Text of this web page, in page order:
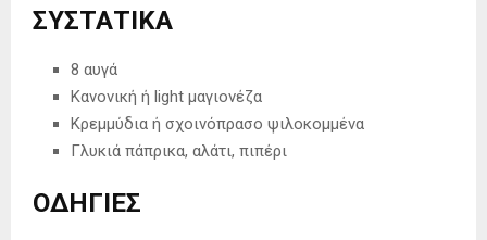
ΣΥΣΤΑΤΙΚΑ
8 αυγά
Κανονική ή light μαγιονέζα
Κρεμμύδια ή σχοινόπρασο ψιλοκομμένα
Γλυκιά πάπρικα, αλάτι, πιπέρι
ΟΔΗΓΙΕΣ